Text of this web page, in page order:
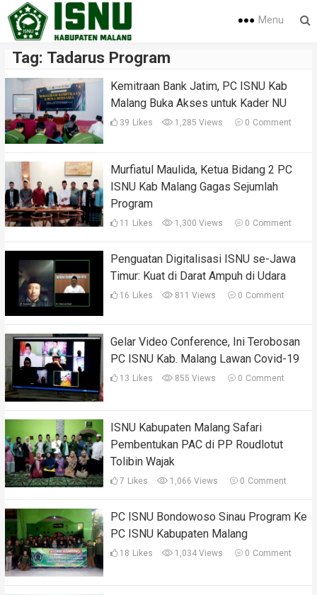
Menu
Tag: Tadarus Program
Kemitraan Bank Jatim, PC ISNU Kab
Malang Buka Akses untuk Kader NU
39 Likes 1,285 Views 0 Comment
Murfiatul Maulida, Ketua Bidang 2 PC
ISNU Kab Malang Gagas Sejumlah
Program
11 Likes 1,300 Views 0 Comment
Penguatan Digitalisasi ISNU se-Jawa
Timur: Kuat di Darat Ampuh di Udara
16 Likes 811 Views 0 Comment
Gelar Video Conference, Ini Terobosan
PC ISNU Kab. Malang Lawan Covid-19
13 Likes 855 Views 0 Comment
ISNU Kabupaten Malang Safari
Pembentukan PAC di PP Roudlotut
Tolibin Wajak
7 Likes 1,066 Views 0 Comment
PC ISNU Bondowoso Sinau Program Ke
PC ISNU Kabupaten Malang
18 Likes 1,034 Views 0 Comment